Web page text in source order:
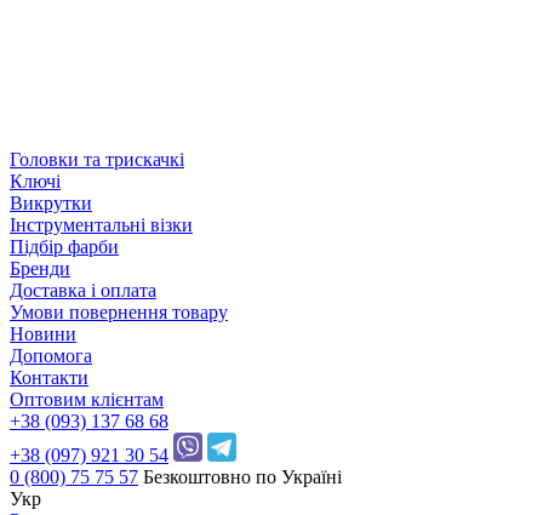
Головки та трискачкі
Ключі
Викрутки
Інструментальні візки
Підбір фарби
Бренди
Доставка і оплата
Умови повернення товару
Новини
Допомога
Контакти
Оптовим клієнтам
+38 (093) 137 68 68
+38 (097) 921 30 54
0 (800) 75 75 57 Безкоштовно по Україні
Укр